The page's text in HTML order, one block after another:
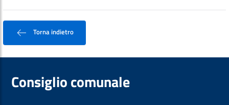
Torna indietro
Consiglio comunale